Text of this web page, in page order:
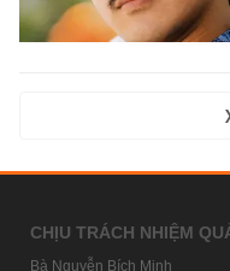
CHỊU TRÁCH NHIỆM
Bà Nguyễn Bích Minh